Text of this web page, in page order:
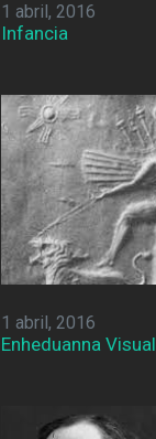
1 abril, 2016
Infancia
1 abril, 2016
Enheduanna Visual